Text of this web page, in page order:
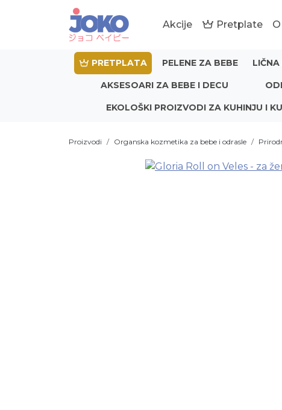
Akcije Pretplate
PRETPLATA PELENE ZA BEBE
AKSESOARI ZA BEBE I DECU
EKOLOŠKI PROIZVODI ZA KUHINJU I
Proizvodi Organska kozmetika za bebe i odrasle